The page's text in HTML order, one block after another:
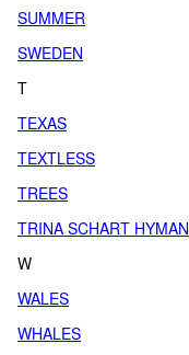
SUMMER
SWEDEN
T
TEXAS
TEXTLESS
TREES
TRINA SCHART HYMAN
W
WALES
WHALES